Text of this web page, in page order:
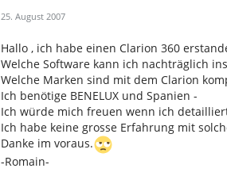
25. August 2007
Hallo , ich habe einen Clarion 360
Welche Software kann ich nachträglich
Welche Marken sind mit dem Clarion
Ich benötige BENELUX und Spanien -
Ich würde mich freuen wenn ich
Ich habe keine grosse Erfahrung mit
Danke im voraus.
-Romain-